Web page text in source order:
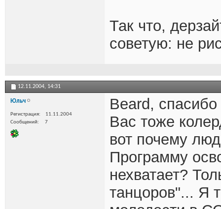
Так что,
советую: не
12.11.2004, 14:31
Юльч
Регистрация
11.11.2004
Сообщений
7
Beard,
Вас тоже
вот почему
Программу
нехватает?
танцоров"... Я